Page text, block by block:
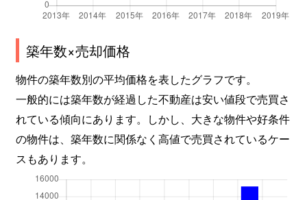
築年数×売却価格
物件の築年数別の平均価格を表したグラフです。
一般的には築年数が経過した不動産は安い値段で売買さ
れている傾向にあります。しかし、大きな物件や好条件
の物件は、築年数に関係なく高値で売買されているケー
スもあります。